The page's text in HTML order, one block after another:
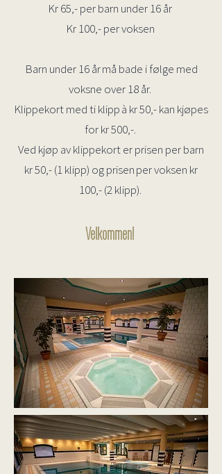
Kr 65,- per barn under 16 år
Kr 100,- per voksen
Barn under 16 år må bade i følge med
voksne over 18 år.
Klippekort med ti klipp à kr 50,- kan kjøpes
for kr 500,-.
Ved kjøp av klippekort er prisen per barn
kr 50,- (1 klipp) og prisen per voksen kr
100,- (2 klipp).
Velkommen!